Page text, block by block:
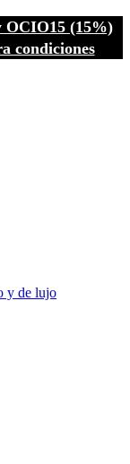
OCIO15 (15%)
condiciones